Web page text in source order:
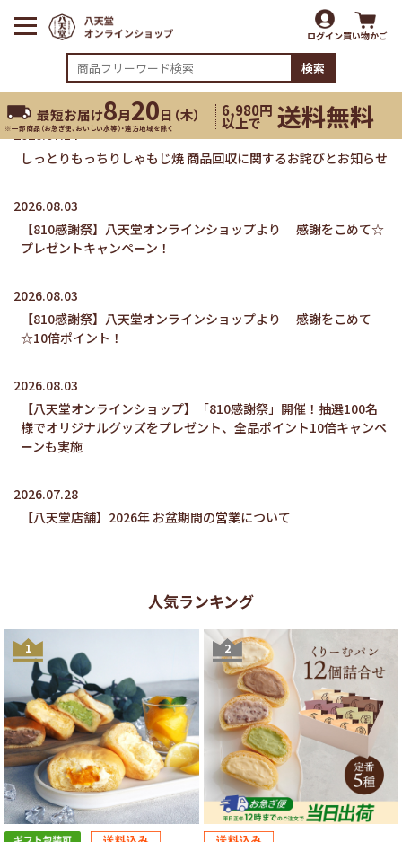
ログイン買い物かご
検索
最短お届け8月20日（木）
※一部商品（お急ぎ便、おいしい水等）・遠方地域を除く
6,980円
以上で 送料無料
2026.07.14
しっとりもっちりしゃもじ焼 商品回収に関するお詫びとお知らせ
2026.08.03
【810感謝祭】八天堂オンラインショップより 感謝をこめて☆
プレゼントキャンペーン！
2026.08.03
【810感謝祭】八天堂オンラインショップより 感謝をこめて
☆10倍ポイント！
2026.08.03
【八天堂オンラインショップ】「810感謝祭」開催！抽選100名
様でオリジナルグッズをプレゼント、全品ポイント10倍キャンペ
ーンも実施
2026.07.28
【八天堂店舗】2026年 お盆期間の営業について
人気ランキング
1 2